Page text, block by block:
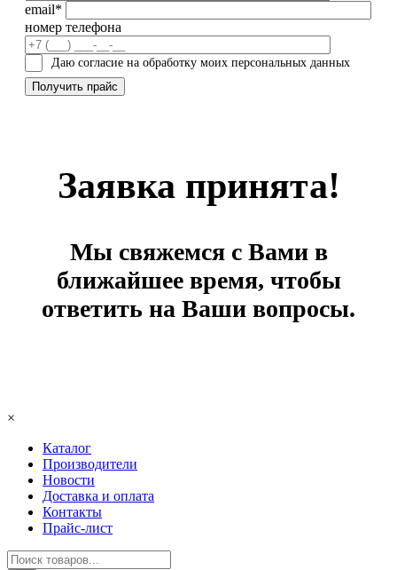
email*
номер телефона
Даю согласие на обработку моих персональных данных
Заявка принята!
Мы свяжемся с Вами в
ближайшее время, чтобы
ответить на Ваши вопросы.
×
Каталог
Производители
Новости
Доставка и оплата
Контакты
Прайс-лист
Поиск